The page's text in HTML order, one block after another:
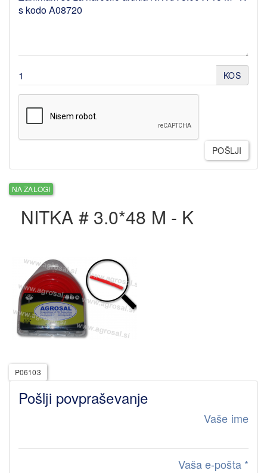
KOS
POŠLJI
NA ZALOGI
NITKA # 3.0*48 M - K
P06103
Pošlji povpraševanje
Vaše ime
Vaša e-pošta *